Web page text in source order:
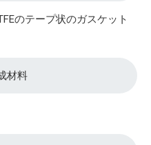
のテープ状のガスケット
材料